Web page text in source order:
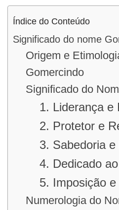
Índice do Conteúdo
Significado do nome
Origem e
Gomercindo
Significado do
1. Liderança e
2. Protetor e
3. Sabedoria
4. Dedicado
5. Imposição
Numerologia do